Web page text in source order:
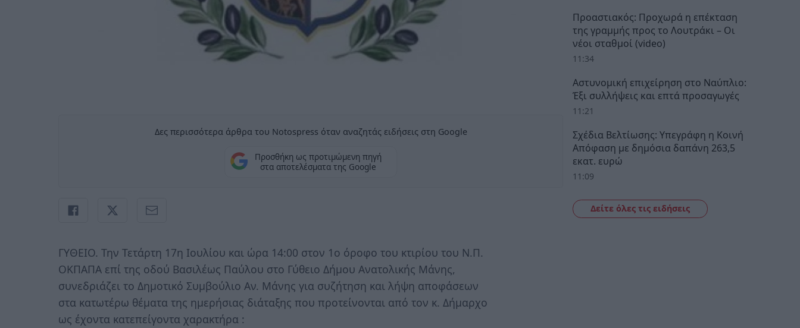
Δες περισσότερα άρθρα του Notospress όταν αναζητάς ειδήσεις στη Google
Προσθήκη ως προτιμώμενη πηγή
στα αποτελέσματα της Google
ΓΥΘΕΙΟ. Την Τετάρτη 17η Ιουλίου και ώρα 14:00 στον 1ο όροφο του κτιρίου του Ν.Π.
ΟΚΠΑΠΑ επί της οδού Βασιλέως Παύλου στο Γύθειο Δήμου Ανατολικής Μάνης,
συνεδριάζει το Δημοτικό Συμβούλιο Αν. Μάνης για συζήτηση και λήψη αποφάσεων
στα κατωτέρω θέματα της ημερήσιας διάταξης που προτείνονται από τον κ. Δήμαρχο
ως έχοντα κατεπείγοντα χαρακτήρα :
Προαστιακός: Προχωρά η επέκταση
της γραμμής προς το Λουτράκι – Οι
νέοι σταθμοί (video)
11:34
Αστυνομική επιχείρηση στο Ναύπλιο:
Έξι συλλήψεις και επτά προσαγωγές
11:21
Σχέδια Βελτίωσης: Υπεγράφη η Κοινή
Απόφαση με δημόσια δαπάνη 263,5
εκατ. ευρώ
11:09
Δείτε όλες τις ειδήσεις